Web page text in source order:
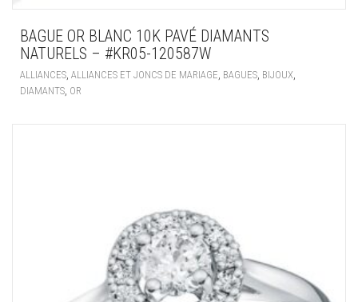
BAGUE OR BLANC 10K PAVÉ DIAMANTS
NATURELS – #KR05-120587W
ALLIANCES ALLIANCES ET JONCS DE MARIAGE BAGUES BIJOUX
DIAMANTS OR